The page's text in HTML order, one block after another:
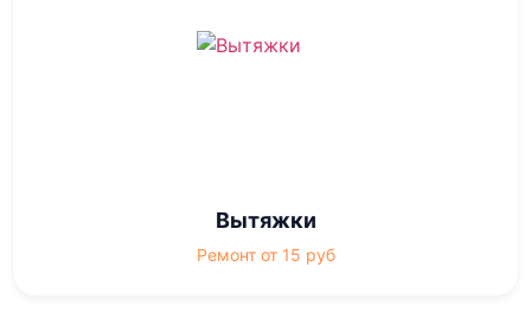
Вытяжки
Ремонт от 15 руб